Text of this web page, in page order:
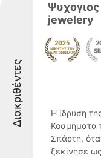
Διακριθέντες
jewelery
Η ίδρυση
Κοσμήματα
Σπάρτη,
ξεκίνησε